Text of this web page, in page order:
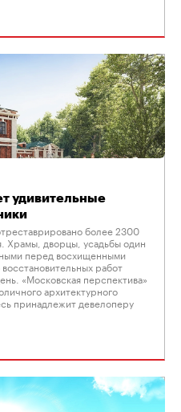
удивительные
более 2300
Храмы, дворцы, усадьбы один
перед восхищенными
работ
«Московская перспектива»
архитектурного
принадлежит девелоперу